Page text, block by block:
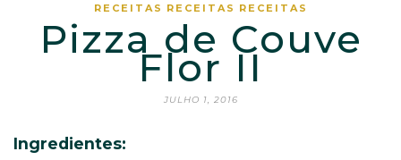
RECEITAS RECEITAS RECEITAS
Pizza de Couve
Flor II
JULHO 1, 2016
Ingredientes: